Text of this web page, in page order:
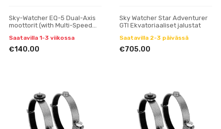
Sky-Watcher EQ-5 Dual-Axis
moottorit (with Multi-Speed
Saatavilla 1-3 viikossa
€140.00
Sky Watcher Star Adventurer
GTI Ekvatoriaaliset jalustat
Saatavilla 2-3 päivässä
€705.00